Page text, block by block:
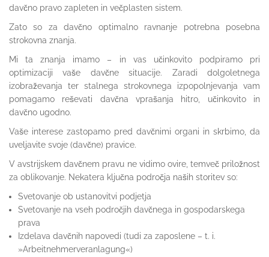
davčno pravo zapleten in večplasten sistem.
Zato so za davčno optimalno ravnanje potrebna posebna
strokovna znanja.
Mi ta znanja imamo – in vas učinkovito podpiramo pri
optimizaciji vaše davčne situacije. Zaradi dolgoletnega
izobraževanja ter stalnega strokovnega izpopolnjevanja vam
pomagamo reševati davčna vprašanja hitro, učinkovito in
davčno ugodno.
Vaše interese zastopamo pred davčnimi organi in skrbimo, da
uveljavite svoje (davčne) pravice.
V avstrijskem davčnem pravu ne vidimo ovire, temveč priložnost
za oblikovanje. Nekatera ključna področja naših storitev so:
Svetovanje ob ustanovitvi podjetja
Svetovanje na vseh področjih davčnega in gospodarskega
prava
Izdelava davčnih napovedi (tudi za zaposlene – t. i.
»Arbeitnehmerveranlagung«)